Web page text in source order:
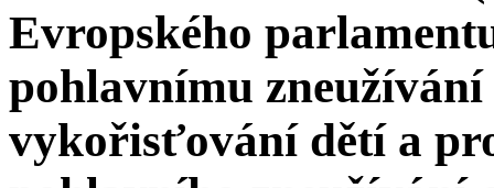
Evropského
pohlavnímu
vykořisťování dětí a